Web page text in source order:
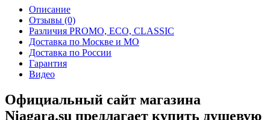
Описание
Отзывы (0)
Различия PROMO, ECO, CLASSIC
Доставка по Москве и МО
Доставка по России
Гарантия
Видео
Официальный сайт магазина
Niagara.su предлагает купить душевую